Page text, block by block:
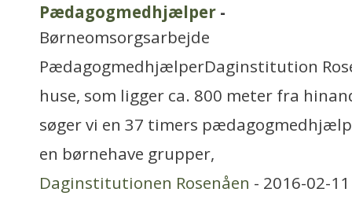
Pædagogmedhjælper -
Børneomsorgsarbejde
PædagogmedhjælperDaginstitution
huse, som ligger ca. 800 meter fra
søger vi en 37 timers
en børnehave grupper,
Daginstitutionen Rosenåen - 2016-02-